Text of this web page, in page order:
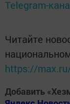
Telegram-
Читайте
https://
Добавить